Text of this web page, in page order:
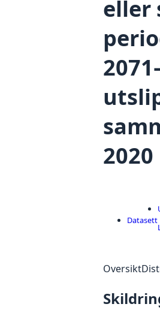
eller
2020
Datasett
Oversikt